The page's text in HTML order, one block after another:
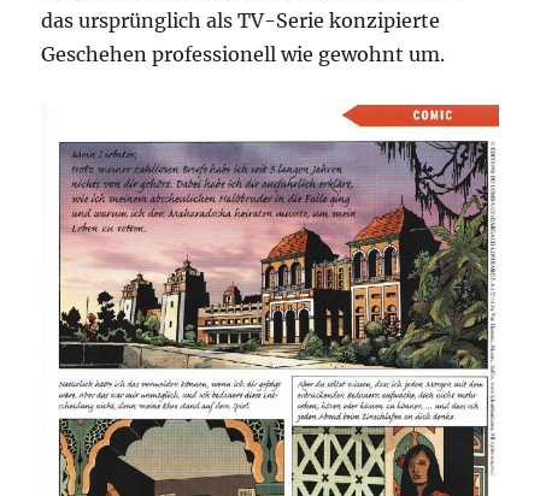
das ursprünglich als TV-Serie konzipierte
Geschehen professionell wie gewohnt um.